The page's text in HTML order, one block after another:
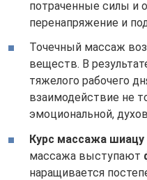
потраченные силы и
перенапряжение и
Точечный массаж
веществ. В
тяжелого рабочего
взаимодействие не
эмоциональной,
Курс массажа
массажа выступают
наращивается